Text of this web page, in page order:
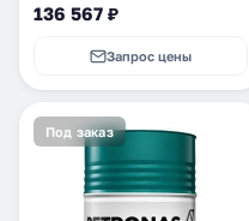
136 567 ₽
Запрос цены
Под заказ